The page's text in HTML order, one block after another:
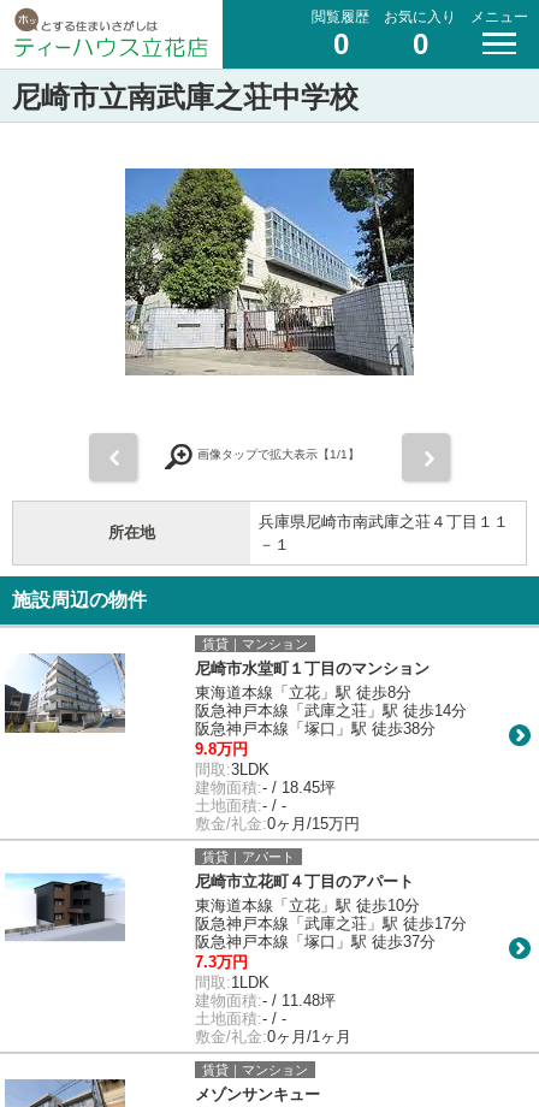
閲覧履歴
0
お気に入り
0
メニュー
尼崎市立南武庫之荘中学校
画像タップで拡大表示【1/1】
所在地
兵庫県尼崎市南武庫之荘４丁目１１
－１
施設周辺の物件
賃貸｜マンション
尼崎市水堂町１丁目のマンション
東海道本線「立花」駅 徒歩8分
阪急神戸本線「武庫之荘」駅 徒歩14分
阪急神戸本線「塚口」駅 徒歩38分
9.8万円
間取:3LDK
建物面積:- / 18.45坪
土地面積:- / -
敷金/礼金:0ヶ月/15万円
賃貸｜アパート
尼崎市立花町４丁目のアパート
東海道本線「立花」駅 徒歩10分
阪急神戸本線「武庫之荘」駅 徒歩17分
阪急神戸本線「塚口」駅 徒歩37分
7.3万円
間取:1LDK
建物面積:- / 11.48坪
土地面積:- / -
敷金/礼金:0ヶ月/1ヶ月
賃貸｜マンション
メゾンサンキュー